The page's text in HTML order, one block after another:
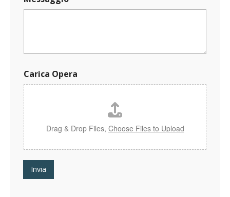
m
a
g
g
i
o
*
Carica Opera
Drag & Drop Files, Choose Files to Upload
Invia